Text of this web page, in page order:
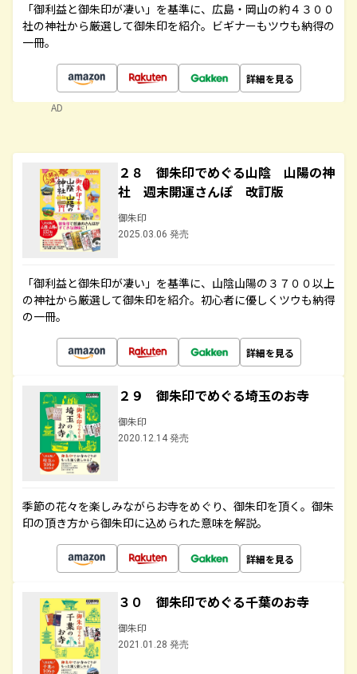
「御利益と御朱印が凄い」を基準に、広島・岡山の約４３００
社の神社から厳選して御朱印を紹介。ビギナーもツウも納得の
一冊。
詳細を見る
AD
２８ 御朱印でめぐる山陰 山陽の神
社 週末開運さんぽ 改訂版
御朱印
2025.03.06 発売
「御利益と御朱印が凄い」を基準に、山陰山陽の３７００以上
の神社から厳選して御朱印を紹介。初心者に優しくツウも納得
の一冊。
詳細を見る
２９ 御朱印でめぐる埼玉のお寺
御朱印
2020.12.14 発売
季節の花々を楽しみながらお寺をめぐり、御朱印を頂く。御朱
印の頂き方から御朱印に込められた意味を解説。
詳細を見る
３０ 御朱印でめぐる千葉のお寺
御朱印
2021.01.28 発売